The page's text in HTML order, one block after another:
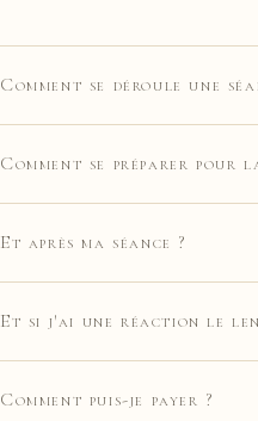
Comment se déroule une
Comment se préparer pour
Et après ma séance ?
Et si j'ai une réaction le
Comment puis-je payer ?